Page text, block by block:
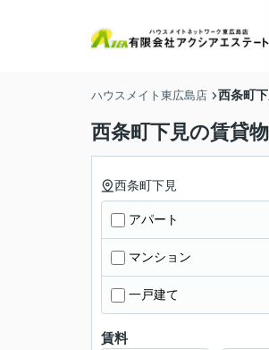
ハウスメイト東広島店 西条町
西条町下見の賃貸
西条町下見
アパート
マンション
一戸建て
賃料